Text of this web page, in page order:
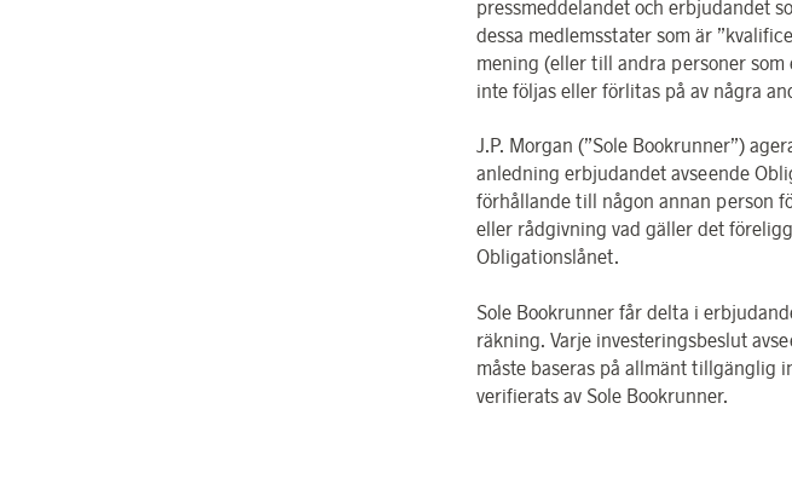
pressmeddelandet och erbjudandet
dessa medlemsstater som är
mening (eller till andra personer
inte följas eller förlitas på av några
J.P. Morgan (”Sole Bookrunner”)
anledning erbjudandet avseende
förhållande till någon annan person
eller rådgivning vad gäller det
Obligationslånet.
Sole Bookrunner får delta i
räkning. Varje investeringsbeslut
måste baseras på allmänt tillgänglig
verifierats av Sole Bookrunner.